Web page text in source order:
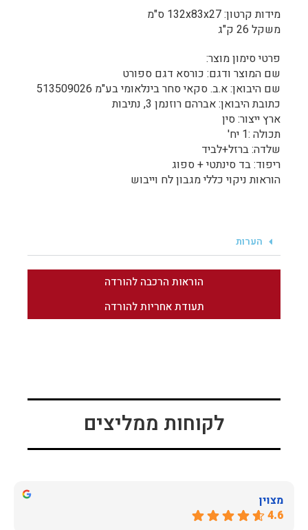
מידות קרטון: 132x83x27 ס"מ
משקל 26 ק"ג
פרטי סימון מוצר:
שם המוצר ודגם: כורסא דגם ספורט
שם היבואן: א.ב. סקאי סחר בינלאומי בע"מ 513509026
כתובת היבואן: אברהם רוזנמן 3, נתיבות
ארץ ייצור: סין
תכולה :1 יח'
שלדה: ברזל+לביד
ריפוד: בד סינתטי + ספוג
הוראות ניקוי כללי מגבון לח וייבוש
הערות
הוראות הרכבה להורדה
תעודת אחריות להורדה
לקוחות ממליצים
מצוין
4.6